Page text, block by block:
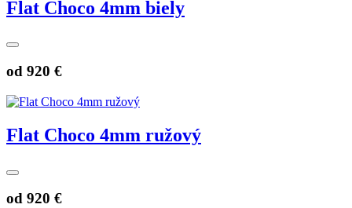
Flat Choco 4mm biely
od 920 €
Flat Choco 4mm ružový
od 920 €